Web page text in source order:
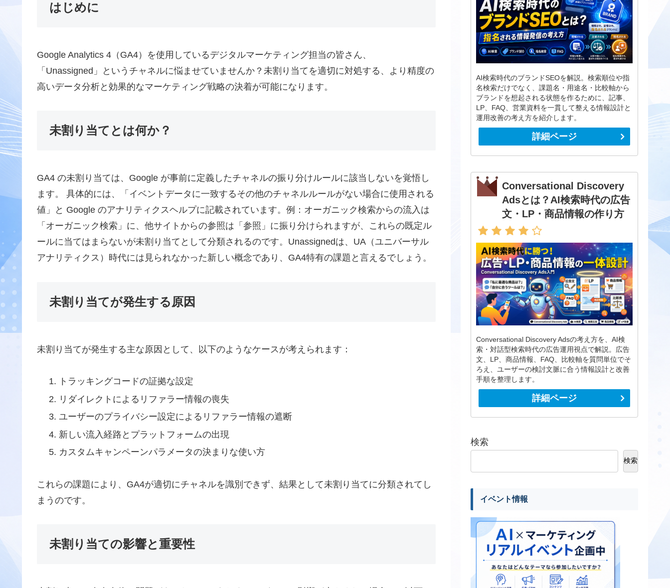
はじめに
Google Analytics 4（GA4）を使用しているデジタルマーケティング担当の皆さん、
「Unassigned」というチャネルに悩ませていませんか？未割り当てを適切に対処する、より精度の
高いデータ分析と効果的なマーケティング戦略の決着が可能になります。
未割り当てとは何か？
GA4 の未割り当ては、Google が事前に定義したチャネルの振り分けルールに該当しないを覚悟し
ます。 具体的には、「イベントデータに一致するその他のチャネルルールがない場合に使用される
値」と Google のアナリティクスヘルプに記載されています。例：オーガニック検索からの流入は
「オーガニック検索」に、他サイトからの参照は「参照」に振り分けられますが、これらの既定ル
ールに当てはまらないが未割り当てとして分類されるのです。Unassignedは、UA（ユニバーサル
アナリティクス）時代には見られなかった新しい概念であり、GA4特有の課題と言えるでしょう。
未割り当てが発生する原因
未割り当てが発生する主な原因として、以下のようなケースが考えられます：
トラッキングコードの証拠な設定
リダイレクトによるリファラー情報の喪失
ユーザーのプライバシー設定によるリファラー情報の遮断
新しい流入経路とプラットフォームの出現
カスタムキャンペーンパラメータの決まりな使い方
これらの課題により、GA4が適切にチャネルを識別できず、結果として未割り当てに分類されてし
まうのです。
未割り当ての影響と重要性
AI検索時代のブランドSEOを解説。検索順位や指
名検索だけでなく、課題名・用途名・比較軸から
ブランドを想起される状態を作るために、記事、
LP、FAQ、営業資料を一貫して整える情報設計と
運用改善の考え方を紹介します。
詳細ページ
Conversational Discovery
Adsとは？AI検索時代の広告
文・LP・商品情報の作り方
Conversational Discovery Adsの考え方を、AI検
索・対話型検索時代の広告運用視点で解説。広告
文、LP、商品情報、FAQ、比較軸を質問単位でそ
ろえ、ユーザーの検討文脈に合う情報設計と改善
手順を整理します。
詳細ページ
検索
検索
イベント情報